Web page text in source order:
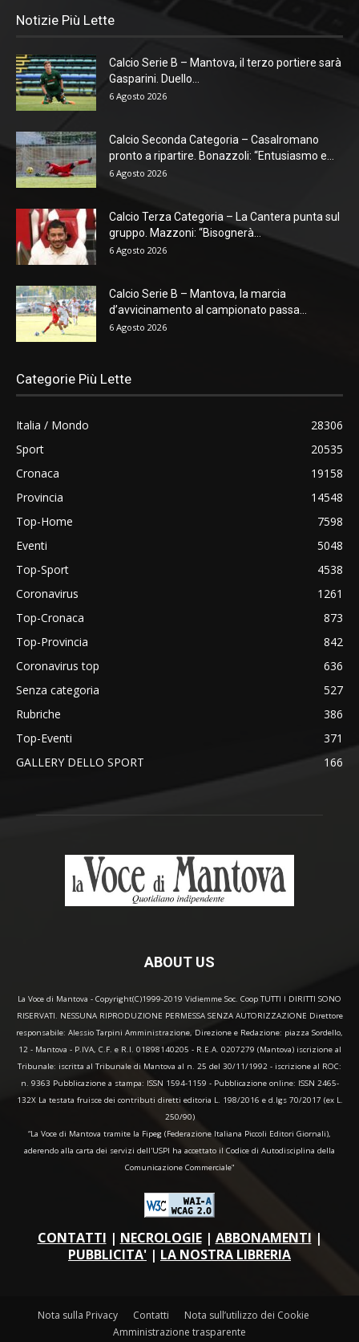
Notizie Più Lette
Calcio Serie B – Mantova, il terzo portiere sarà
Gasparini. Duello...
6 Agosto 2026
Calcio Seconda Categoria – Casalromano
pronto a ripartire. Bonazzoli: “Entusiasmo e...
6 Agosto 2026
Calcio Terza Categoria – La Cantera punta sul
gruppo. Mazzoni: “Bisognerà...
6 Agosto 2026
Calcio Serie B – Mantova, la marcia
d’avvicinamento al campionato passa...
6 Agosto 2026
Categorie Più Lette
Italia / Mondo
28306
Sport
20535
Cronaca
19158
Provincia
14548
Top-Home
7598
Eventi
5048
Top-Sport
4538
Coronavirus
1261
Top-Cronaca
873
Top-Provincia
842
Coronavirus top
636
Senza categoria
527
Rubriche
386
Top-Eventi
371
GALLERY DELLO SPORT
166
ABOUT US
La Voce di Mantova - Copyright(C)1999-2019 Vidiemme Soc. Coop TUTTI I DIRITTI SONO
RISERVATI. NESSUNA RIPRODUZIONE PERMESSA SENZA AUTORIZZAZIONE Direttore
responsabile: Alessio Tarpini Amministrazione, Direzione e Redazione: piazza Sordello,
12 - Mantova - P.IVA, C.F. e R.I. 01898140205 - R.E.A. 0207279 (Mantova) iscrizione al
Tribunale: iscritta al Tribunale di Mantova al n. 25 del 30/11/1992 - iscrizione al ROC:
n. 9363 Pubblicazione a stampa: ISSN 1594-1159 - Pubblicazione online: ISSN 2465-
132X La testata fruisce dei contributi diretti editoria L. 198/2016 e d.lgs 70/2017 (ex L.
250/90)
“La Voce di Mantova tramite la Fipeg (Federazione Italiana Piccoli Editori Giornali),
aderendo alla carta dei servizi dell'USPI ha accettato il Codice di Autodisciplina della
Comunicazione Commerciale"
CONTATTI | NECROLOGIE| ABBONAMENTI |
PUBBLICITA' | LA NOSTRA LIBRERIA
Nota sulla Privacy Contatti
Nota sull’utilizzo dei Cookie
Amministrazione trasparente